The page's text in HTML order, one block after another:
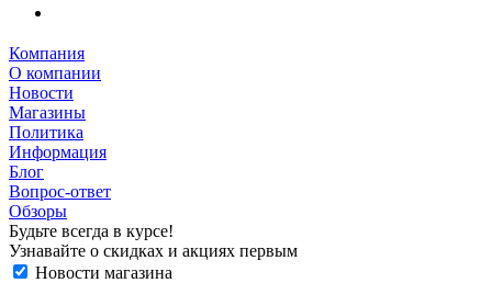
Компания
О компании
Новости
Магазины
Политика
Информация
Блог
Вопрос-ответ
Обзоры
Будьте всегда в курсе!
Узнавайте о скидках и акциях первым
Новости магазина